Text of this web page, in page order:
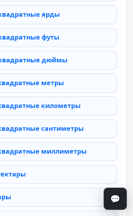
ярды
футы
дюймы
метры
километры
сантиметры
миллиметры
💬